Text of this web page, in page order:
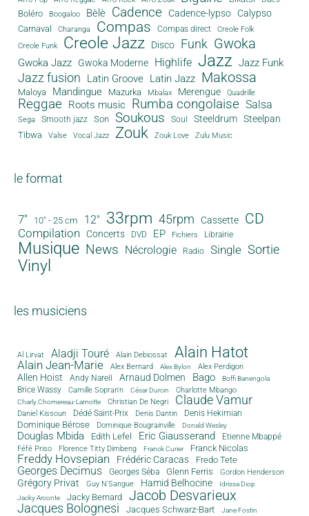
Boléro Boogaloo Bèlè Cadence Cadence-lypso Calypso
Carnaval Charanga Compas Compas direct
Creole Folk
Creole Funk
Creole Jazz Disco Funk Gwoka
Gwoka Jazz Gwoka Moderne Highlife Jazz Jazz Funk
Jazz fusion Latin Groove Latin Jazz Makossa
Maloya Mandingue Mazurka Mbalax Merengue Quadrille
Reggae Roots music Rumba congolaise Salsa
Sega Smooth jazz Son Soukous Soul Steeldrum Steelpan
Tibwa Valse Vocal Jazz Zouk Zouk Love Zulu Music
le format
7" 10" - 25 cm 12" 33rpm 45rpm Cassette CD
Compilation Concerts DVD EP Fichiers Librairie
Musique News Nécrologie Radio Single Sortie
Vinyl
les musiciens
Al Lirvat Aladji Touré Alain Debiossat Alain Hatot
Alain Jean-Marie Alex Bernard Alex Bylon Alex Perdigon
Allen Hoist Andy Narell Arnaud Dolmen Bago Boffi Banengola
Brice Wassy Camille Sopran'n César Durcin Charlotte Mbango
Charly Chomereau-Lamotte Christian De Negri Claude Vamur
Daniel Kissoun Dédé Saint-Prix Denis Dantin Denis Hekimian
Dominique Bérose Dominique Bougrainville Donald Wesley
Douglas Mbida Edith Lefel Eric Giausserand Etienne Mbappé
Féfé Priso Florence Titty Dimbeng Franck Curier Franck Nicolas
Freddy Hovsepian Frédéric Caracas Fredo Tete
Georges Decimus Georges Séba Glenn Ferris Gordon Henderson
Grégory Privat Guy N'Sangue Hamid Belhocine
Idrissa Diop
Jacky Arconte
Jacky Bernard Jacob Desvarieux
Jacques Bolognesi Jacques Schwarz-Bart Jane Fostin